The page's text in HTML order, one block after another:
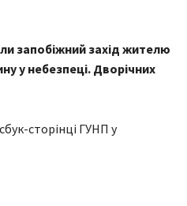
запобіжний захід жителю
у небезпеці. Дворічних
сторінці ГУНП у